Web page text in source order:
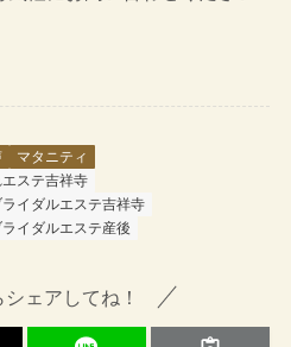
マタニティ
ステ吉祥寺
ライダルエステ吉祥寺
ライダルエステ産後
ェアしてね！